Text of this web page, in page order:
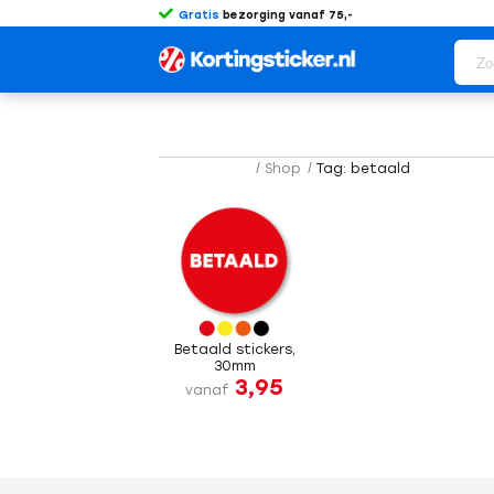
Gratis bezorging vanaf 75,-
/ Shop / Tag: betaald
Betaald stickers,
30mm
vanaf 3,95